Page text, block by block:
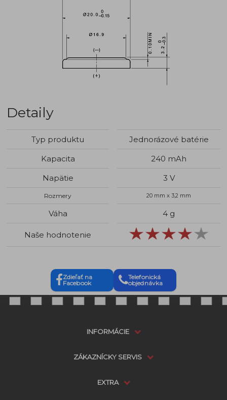
Detaily
Typ produktu
Jednorázové batérie
Kapacita
240 mAh
Napätie
3 V
Rozmery 20 mm x 3,2 mm
Váha 4 g
Naše hodnotenie
Zdieľať na
Facebook
Telefonická
objednávka
INFORMÁCIE
ZÁKAZNÍCKY SERVIS
EXTRA